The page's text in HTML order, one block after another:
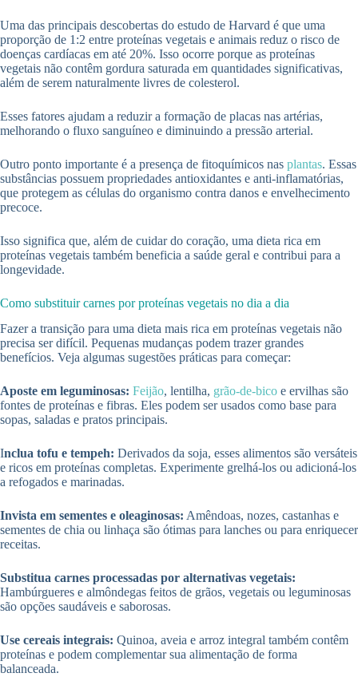
Uma das principais descobertas do estudo de Harvard é que uma
proporção de 1:2 entre proteínas vegetais e animais reduz o risco de
doenças cardíacas em até 20%. Isso ocorre porque as proteínas
vegetais não contêm gordura saturada em quantidades significativas,
além de serem naturalmente livres de colesterol.
Esses fatores ajudam a reduzir a formação de placas nas artérias,
melhorando o fluxo sanguíneo e diminuindo a pressão arterial.
Outro ponto importante é a presença de fitoquímicos nas plantas. Essas
substâncias possuem propriedades antioxidantes e anti-inflamatórias,
que protegem as células do organismo contra danos e envelhecimento
precoce.
Isso significa que, além de cuidar do coração, uma dieta rica em
proteínas vegetais também beneficia a saúde geral e contribui para a
longevidade.
Como substituir carnes por proteínas vegetais no dia a dia
Fazer a transição para uma dieta mais rica em proteínas vegetais não
precisa ser difícil. Pequenas mudanças podem trazer grandes
benefícios. Veja algumas sugestões práticas para começar:
Aposte em leguminosas: Feijão, lentilha, grão-de-bico e ervilhas são
fontes de proteínas e fibras. Eles podem ser usados como base para
sopas, saladas e pratos principais.
Inclua tofu e tempeh: Derivados da soja, esses alimentos são versáteis
e ricos em proteínas completas. Experimente grelhá-los ou adicioná-los
a refogados e marinadas.
Invista em sementes e oleaginosas: Amêndoas, nozes, castanhas e
sementes de chia ou linhaça são ótimas para lanches ou para enriquecer
receitas.
Substitua carnes processadas por alternativas vegetais:
Hambúrgueres e almôndegas feitos de grãos, vegetais ou leguminosas
são opções saudáveis e saborosas.
Use cereais integrais: Quinoa, aveia e arroz integral também contêm
proteínas e podem complementar sua alimentação de forma
balanceada.